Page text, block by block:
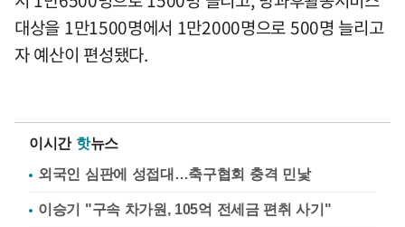
대상을 1만1500명에서 1만2000명으로 500명 늘리고
자 예산이 편성됐다.
이시간 핫뉴스
외국인 심판에 성접대…축구협회 충격 민낯
이승기 "구속 차가원, 105억 전세금 편취 사기"